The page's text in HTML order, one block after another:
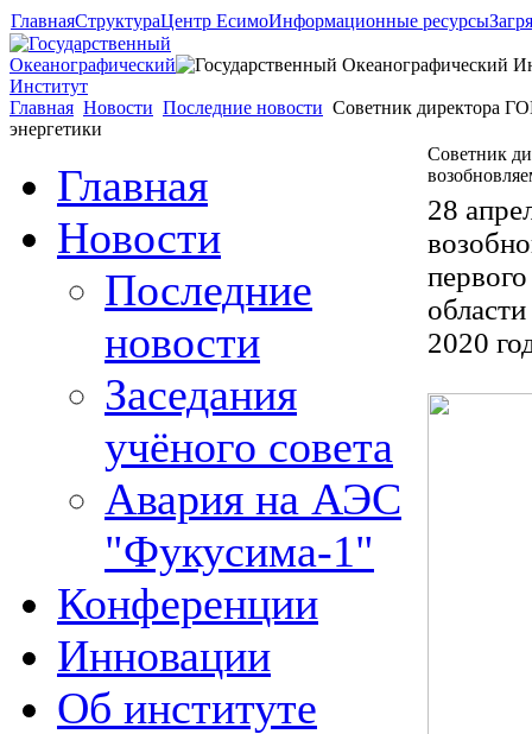
ГлавнаяСтруктураЦентр ЕсимоИнформационные ресурсы
Главная Новости Последние новости Советник директора
энергетики
Главная
Новости
Последние
новости
Заседания
учёного совета
Авария на АЭС
"Фукусима-1"
Конференции
Инновации
Об институте
Советник
28
2020